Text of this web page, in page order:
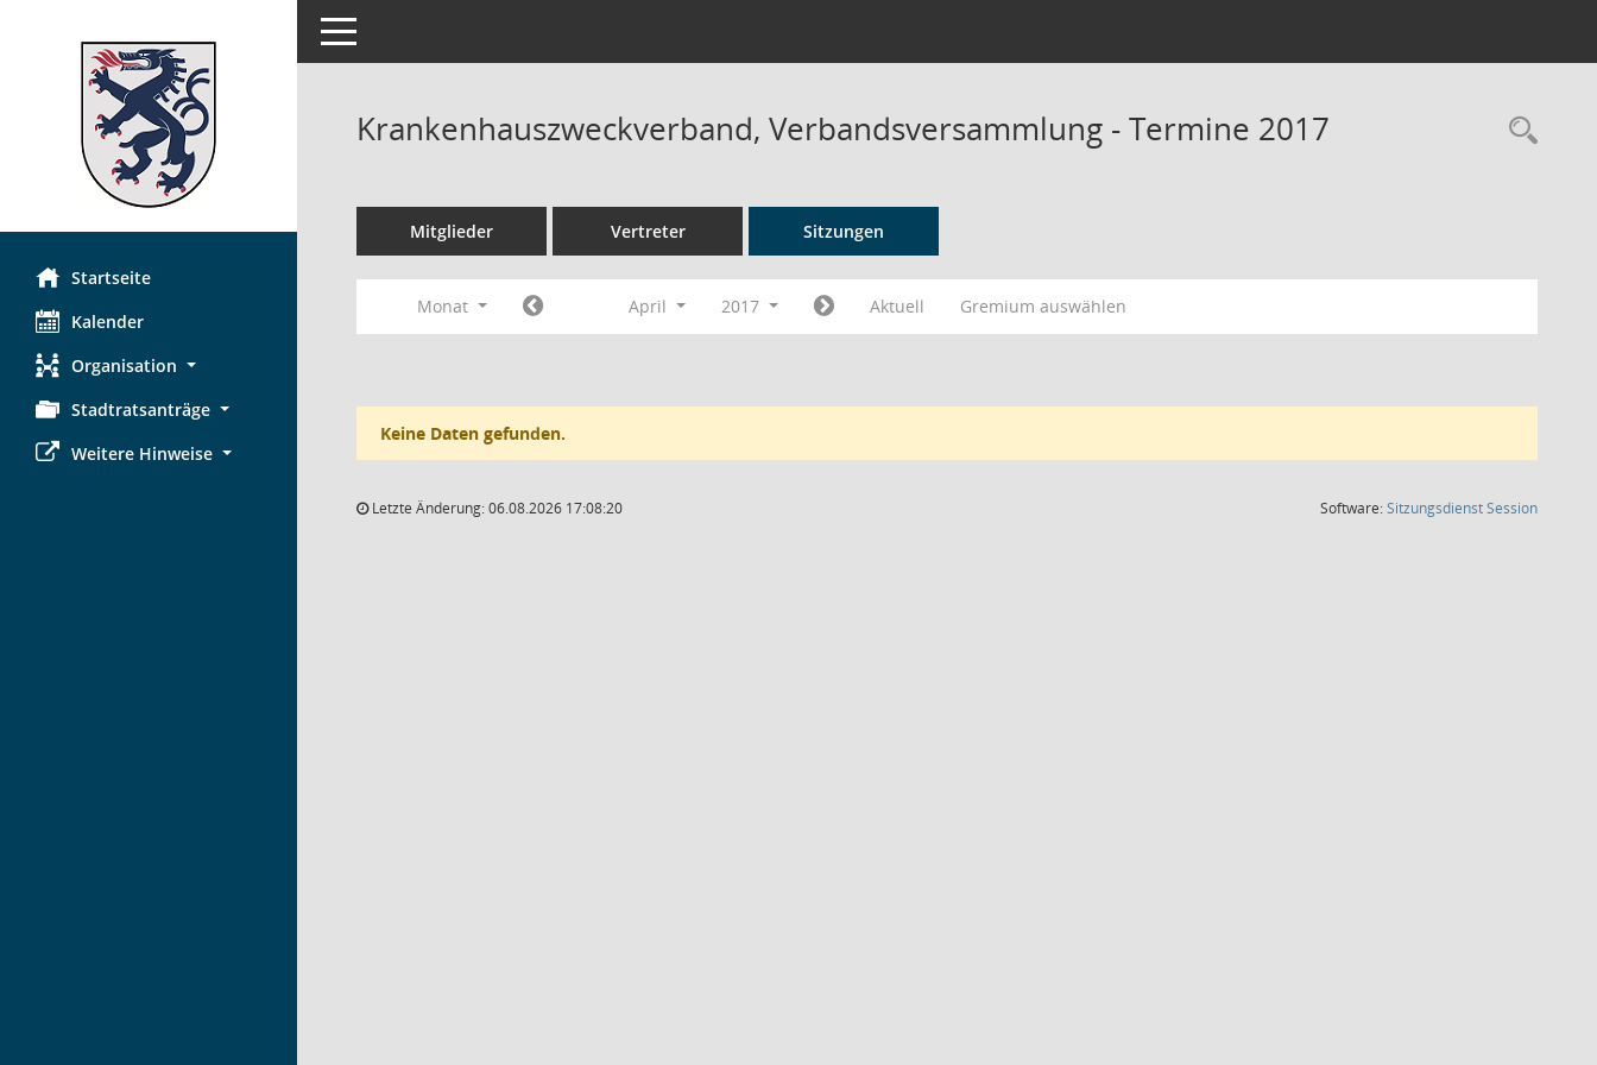
Startseite
Kalender
Organisation
Stadtratsanträge
Weitere Hinweise
Toggle navigation
Krankenhauszweckverband, Verbandsversammlung - Termine 2017
Mitglieder Vertreter Sitzungen
Monat April 2017 Aktuell Gremium auswählen
Keine Daten gefunden.
Letzte Änderung: 06.08.2026 17:08:20 Software:SitzungsdienstSession(Wird in